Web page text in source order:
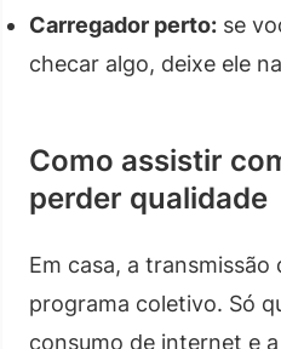
Carregador perto: se
checar algo, deixe ele
Como assistir
perder qualidade
Em casa, a
programa coletivo. Só
consumo de internet e